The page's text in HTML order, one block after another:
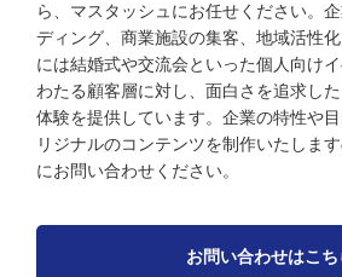
ら、マスタッシュにお任せください。
ディング、商業施設の集客、地域活性
には結婚式や交流会といった個人向け
わたる顧客層に対し、面白さを追求し
体験を提供しています。企業の特性や
リジナルのコンテンツを制作いたしま
にお問い合わせください。
お問い合わせはこち